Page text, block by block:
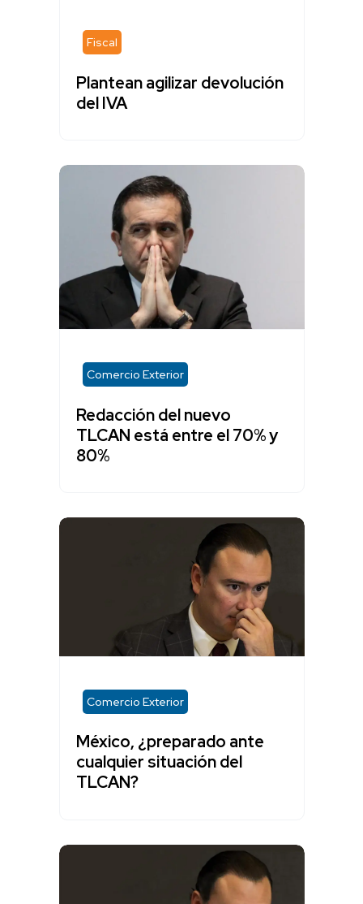
Fiscal
Plantean agilizar devolución
del IVA
Comercio Exterior
Redacción del nuevo
TLCAN está entre el 70% y
80%
Comercio Exterior
México, ¿preparado ante
cualquier situación del
TLCAN?